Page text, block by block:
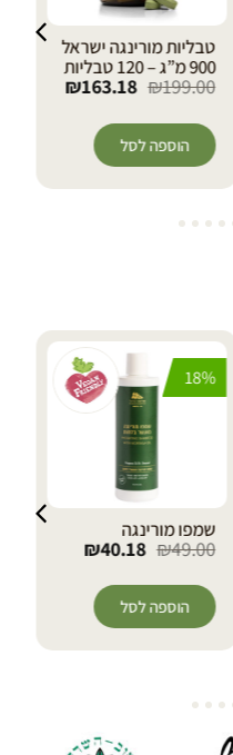
קרם ידיים מורינגה
₪49.00
₪40.18
הוספה לסל
36%
מארז 4 סבוני מורינגה
ישראל + סבון במתנה!
הוספה לסל